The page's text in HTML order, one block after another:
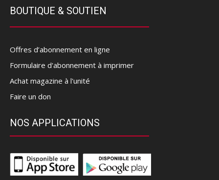
BOUTIQUE & SOUTIEN
Offres d’abonnement en ligne
Formulaire d'abonnement à imprimer
Achat magazine à l'unité
Faire un don
NOS APPLICATIONS